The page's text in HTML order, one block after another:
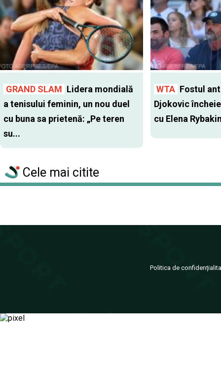
GRAND SLAM Lidera mondială
a tenisului feminin, un nou duel
cu buna sa prietenă: „Pe teren
su...
WTA Fostul
Djokovic
cu Elena
Cele mai citite
Politica de